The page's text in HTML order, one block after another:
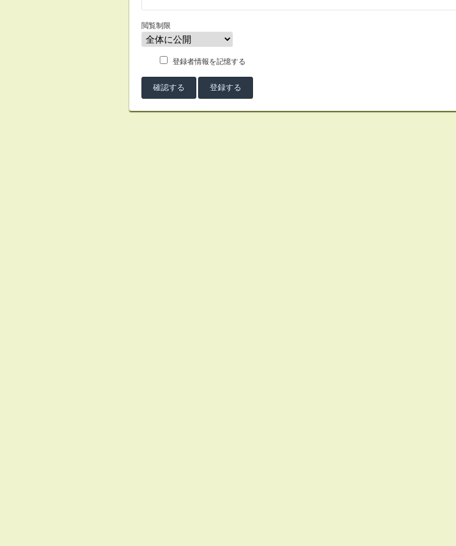
閲覧制限
登録者情報を記憶する